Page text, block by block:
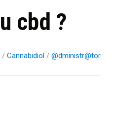
cbd ?
/ Cannabidiol / @dministr@tor